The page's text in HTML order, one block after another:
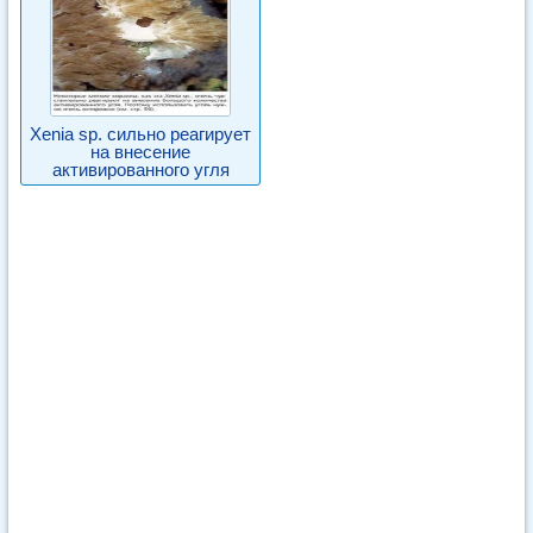
Xenia sp. сильно реагирует
на внесение
активированного угля